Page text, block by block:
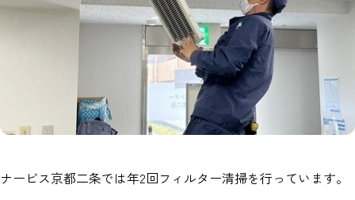
ナービス京都二条では年2回フィルター清掃を行っています。